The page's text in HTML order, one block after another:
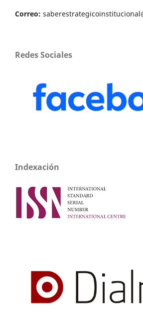
Correo:
Redes Sociales
Indexación